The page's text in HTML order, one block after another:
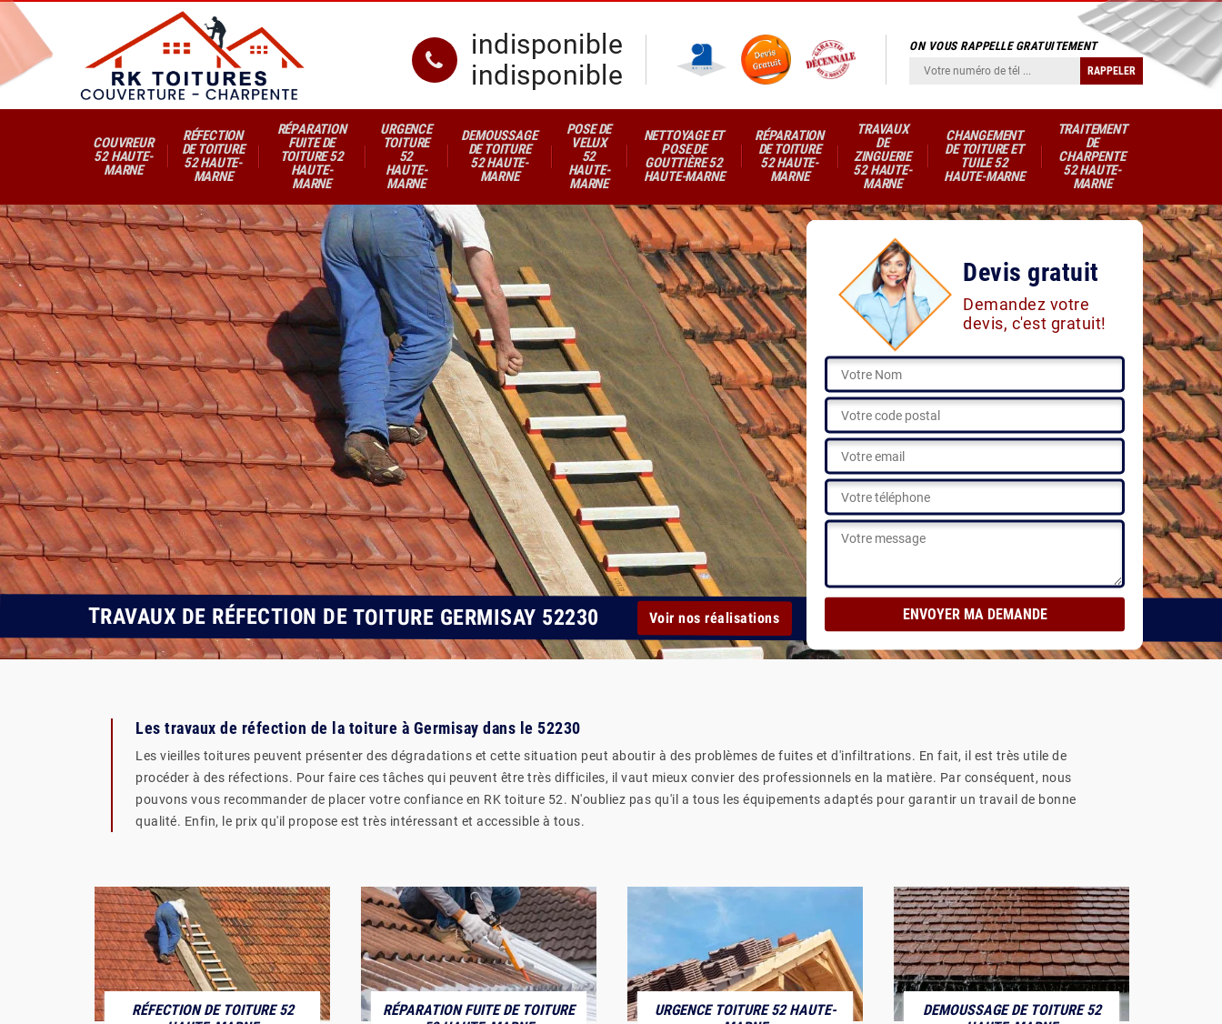
indisponible
indisponible
ON VOUS RAPPELLE GRATUITEMENT
COUVREUR
52 HAUTE-
MARNE
RÉFECTION
DE TOITURE
52 HAUTE-
MARNE
RÉPARATION
FUITE DE
TOITURE 52
HAUTE-
MARNE
URGENCE
TOITURE
52
HAUTE-
MARNE
DEMOUSSAGE
DE TOITURE
52 HAUTE-
MARNE
POSE DE
VELUX
52
HAUTE-
MARNE
NETTOYAGE ET
POSE DE
GOUTTIÈRE 52
HAUTE-MARNE
RÉPARATION
DE TOITURE
52 HAUTE-
MARNE
TRAVAUX
DE
ZINGUERIE
52 HAUTE-
MARNE
CHANGEMENT
DE TOITURE ET
TUILE 52
HAUTE-MARNE
TRAITEMENT
DE
CHARPENTE
52 HAUTE-
MARNE
Devis gratuit
Demandez votre
devis, c'est gratuit!
TRAVAUX DE RÉFECTION DE TOITURE GERMISAY 52230 Voir nos réalisations
Les travaux de réfection de la toiture à Germisay dans le 52230
Les vieilles toitures peuvent présenter des dégradations et cette situation peut aboutir à des problèmes de fuites et d'infiltrations. En fait, il est très utile de
procéder à des réfections. Pour faire ces tâches qui peuvent être très difficiles, il vaut mieux convier des professionnels en la matière. Par conséquent, nous
pouvons vous recommander de placer votre confiance en RK toiture 52. N'oubliez pas qu'il a tous les équipements adaptés pour garantir un travail de bonne
qualité. Enfin, le prix qu'il propose est très intéressant et accessible à tous.
RÉFECTION DE TOITURE 52
RÉPARATION FUITE DE TOITURE
URGENCE TOITURE 52 HAUTE-
DEMOUSSAGE DE TOITURE 52